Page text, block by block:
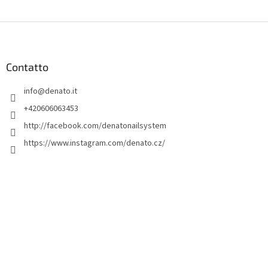
Contatto
info@denato.it
+420606063453
http://facebook.com/denatonailsystem
https://www.instagram.com/denato.cz/